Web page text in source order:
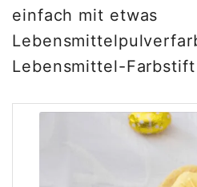
einfach mit etwas
Lebensmittel-Farbstift